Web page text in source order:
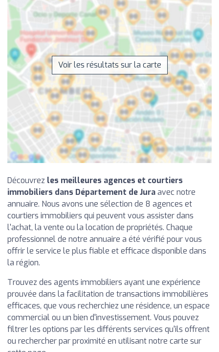
Voir les résultats sur la carte
Découvrez les meilleures agences et courtiers
immobiliers dans Département de Juraavec notre
annuaire. Nous avons une sélection de 8 agences et
courtiers immobiliers qui peuvent vous assister dans
l'achat, la vente ou la location de propriétés. Chaque
professionnel de notre annuaire a été vérifié pour vous
offrir le service le plus fiable et efficace disponible dans
la région.
Trouvez des agents immobiliers ayant une expérience
prouvée dans la facilitation de transactions immobilières
efficaces, que vous recherchiez une résidence, un espace
commercial ou un bien d'investissement. Vous pouvez
filtrer les options par les différents services qu'ils offrent
ou rechercher par proximité en utilisant notre carte sur